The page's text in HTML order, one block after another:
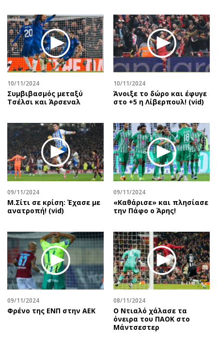
10/11/2024
Συμβιβασμός μεταξύ
Τσέλσι και Άρσεναλ
10/11/2024
Άνοιξε το δώρο και έφυγε
στο +5 η Λίβερπουλ! (vid)
09/11/2024
Μ.Σίτι σε κρίση: Έχασε με
ανατροπή! (vid)
09/11/2024
«Καθάρισε» και πλησίασε
την Πάφο ο Άρης!
09/11/2024
Φρένο της ΕΝΠ στην ΑΕΚ
08/11/2024
Ο Ντιαλό χάλασε τα
όνειρα του ΠΑΟΚ στο
Μάντσεστερ